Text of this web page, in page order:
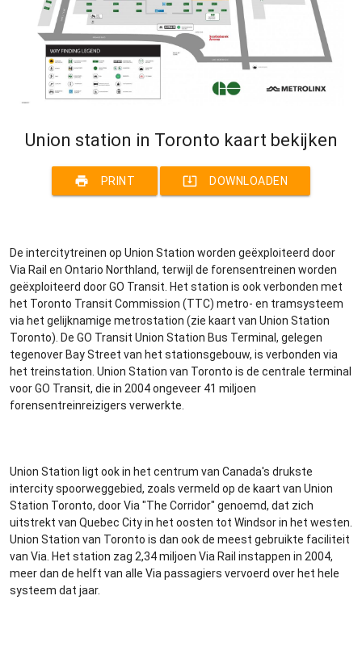
Union station in Toronto kaart bekijken
print PRINT system_update_alt DOWNLOADEN
De intercitytreinen op Union Station worden geëxploiteerd door
Via Rail en Ontario Northland, terwijl de forensentreinen worden
geëxploiteerd door GO Transit. Het station is ook verbonden met
het Toronto Transit Commission (TTC) metro- en tramsysteem
via het gelijknamige metrostation (zie kaart van Union Station
Toronto). De GO Transit Union Station Bus Terminal, gelegen
tegenover Bay Street van het stationsgebouw, is verbonden via
het treinstation. Union Station van Toronto is de centrale terminal
voor GO Transit, die in 2004 ongeveer 41 miljoen
forensentreinreizigers verwerkte.
Union Station ligt ook in het centrum van Canada's drukste
intercity spoorweggebied, zoals vermeld op de kaart van Union
Station Toronto, door Via "The Corridor" genoemd, dat zich
uitstrekt van Quebec City in het oosten tot Windsor in het westen.
Union Station van Toronto is dan ook de meest gebruikte faciliteit
van Via. Het station zag 2,34 miljoen Via Rail instappen in 2004,
meer dan de helft van alle Via passagiers vervoerd over het hele
systeem dat jaar.